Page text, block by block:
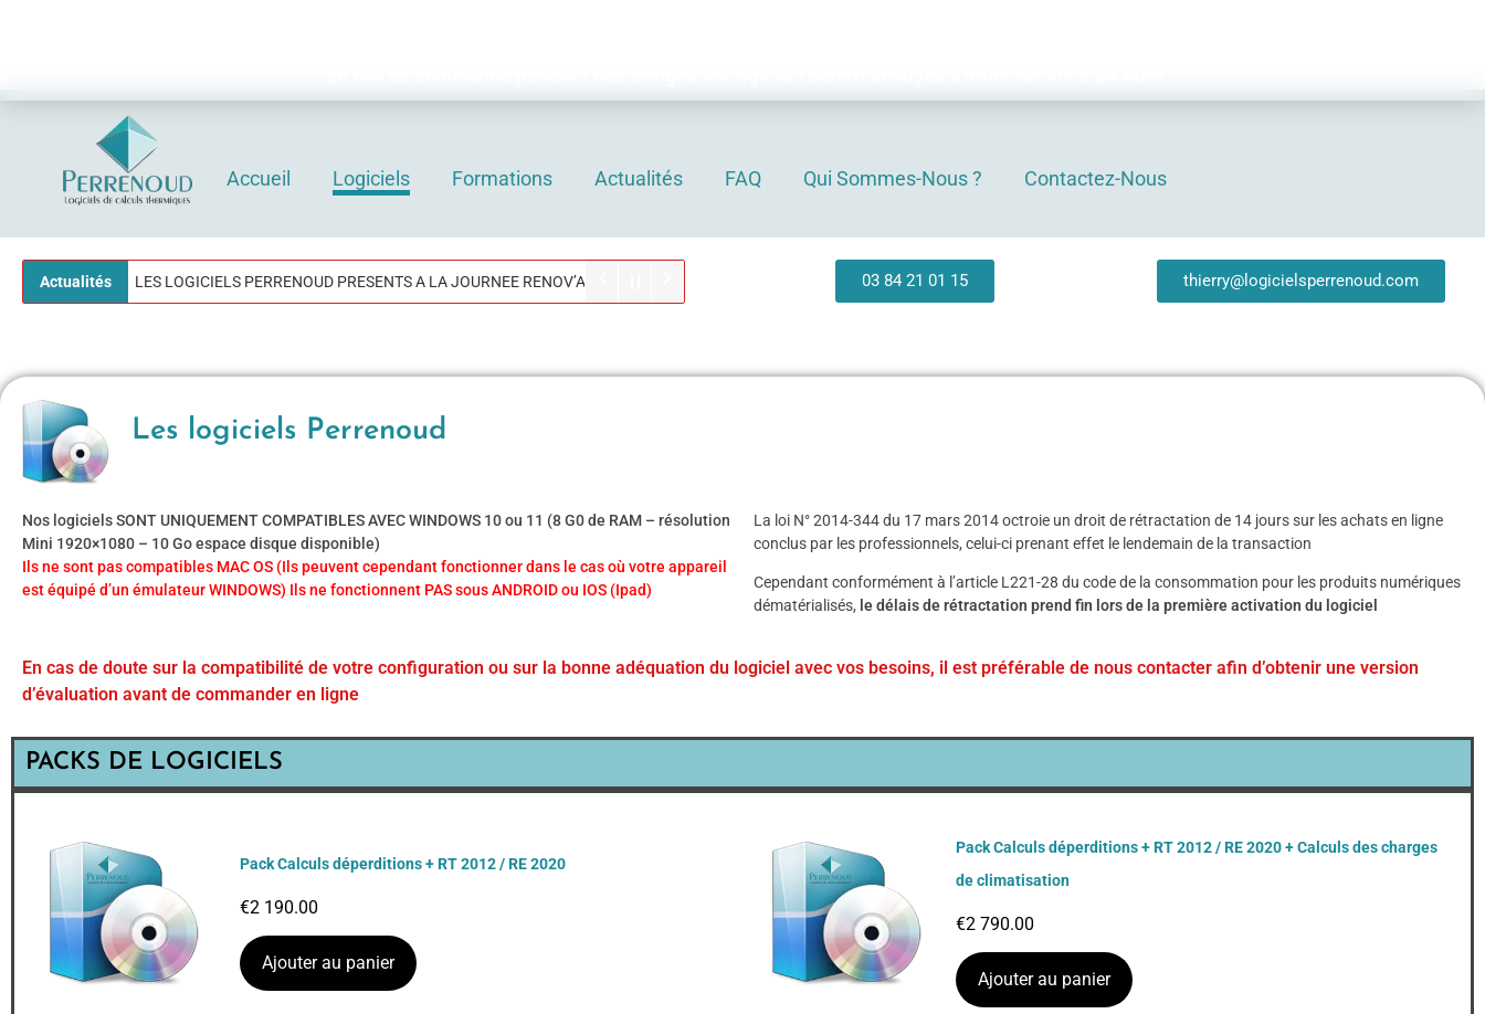
Logiciels Perrenoud
Accueil Logiciels Formations Actualités FAQ Qui Sommes-Nous ? Contactez-Nous
ActualitésLES LOGICIELS PERRENOUD PRESENTS A LA JOURNEE RENOV’ACTEUR PARIS 03 84 21 01 15 thierry@logicielsperrenoud.com
Les logiciels Perrenoud
Nos logiciels SONT UNIQUEMENT COMPATIBLES AVEC WINDOWS 10 ou 11 (8 G0 de RAM – résolution
Mini 1920×1080 – 10 Go espace disque disponible)
Ils ne sont pas compatibles MAC OS (Ils peuvent cependant fonctionner dans le cas où votre appareil
est équipé d’un émulateur WINDOWS) Ils ne fonctionnent PAS sous ANDROID ou IOS (Ipad)
La loi N° 2014-344 du 17 mars 2014 octroie un droit de rétractation de 14 jours sur les achats en ligne
conclus par les professionnels, celui-ci prenant effet le lendemain de la transaction
Cependant conformément à l’article L221-28 du code de la consommation pour les produits numériques
dématérialisés, le délais de rétractation prend fin lors de la première activation du logiciel
En cas de doute sur la compatibilité de votre configuration ou sur la bonne adéquation du logiciel avec vos besoins, il est préférable de nous contacter afin d’obtenir une version
d’évaluation avant de commander en ligne
PACKS DE LOGICIELS
Pack Calculs déperditions + RT 2012 / RE 2020
€2 190.00
Ajouter au panier
Pack Calculs déperditions + RT 2012 / RE 2020 + Calculs des charges
de climatisation
€2 790.00
Ajouter au panier